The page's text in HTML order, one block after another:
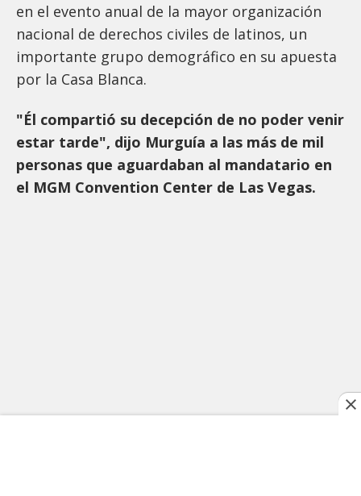
en el evento anual de la mayor organización
nacional de derechos civiles de latinos, un
importante grupo demográfico en su apuesta
por la Casa Blanca.
"Él compartió su decepción de no poder venir
estar tarde", dijo Murguía a las más de mil
personas que aguardaban al mandatario en
el MGM Convention Center de Las Vegas.